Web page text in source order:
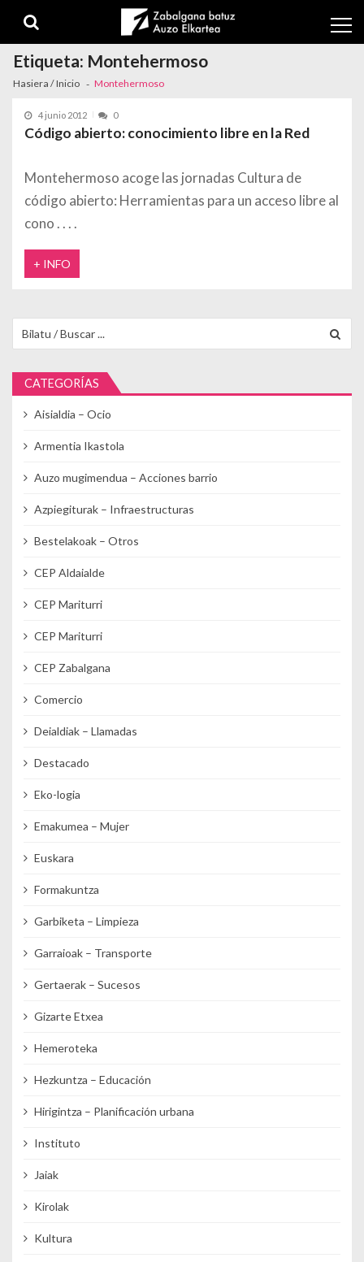
Etiqueta: Montehermoso
Hasiera / Inicio Montehermoso
4 junio 2012 0
Código abierto: conocimiento libre en la Red
Montehermoso acoge las jornadas Cultura de
código abierto: Herramientas para un acceso libre al
cono
+ INFO
CATEGORÍAS
Aisialdia – Ocio
Armentia Ikastola
Auzo mugimendua – Acciones barrio
Azpiegiturak – Infraestructuras
Bestelakoak – Otros
CEP Aldaialde
CEP Mariturri
CEP Mariturri
CEP Zabalgana
Comercio
Deialdiak – Llamadas
Destacado
Eko-logia
Emakumea – Mujer
Euskara
Formakuntza
Garbiketa – Limpieza
Garraioak – Transporte
Gertaerak – Sucesos
Gizarte Etxea
Hemeroteka
Hezkuntza – Educación
Hirigintza – Planificación urbana
Instituto
Jaiak
Kirolak
Kultura